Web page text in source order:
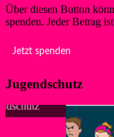
Über diesen Button
spenden. Jeder Betrag
Jetzt spenden
Jugendschutz